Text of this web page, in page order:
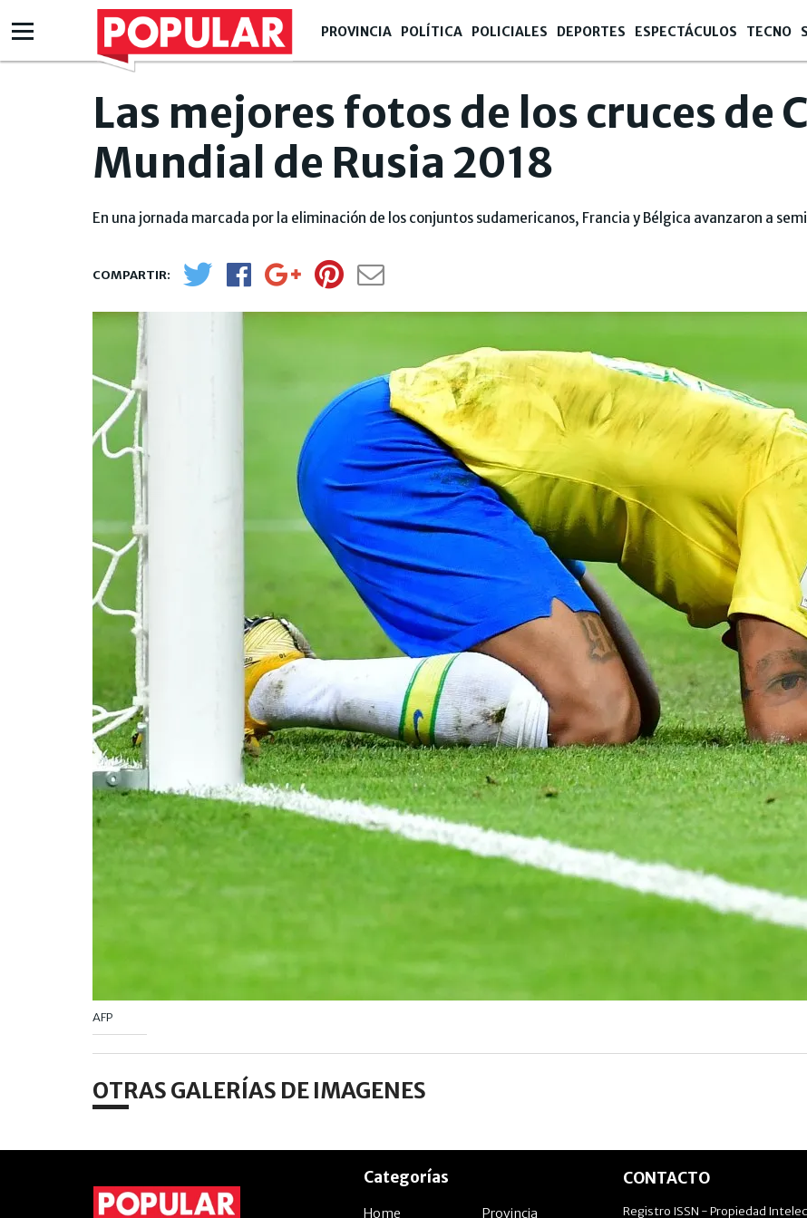
PROVINCIA POLÍTICA POLICIALES DEPORTES ESPECTÁCULOS TECNO
Las mejores fotos de los cruces de
Mundial de Rusia 2018
En una jornada marcada por la eliminación de los conjuntos sudamericanos, Francia y Bélgica avanzaron a
AFP
OTRAS GALERÍAS DE IMAGENES
Categorías
Home Provincia
CONTACTO
Registro ISSN - Propiedad